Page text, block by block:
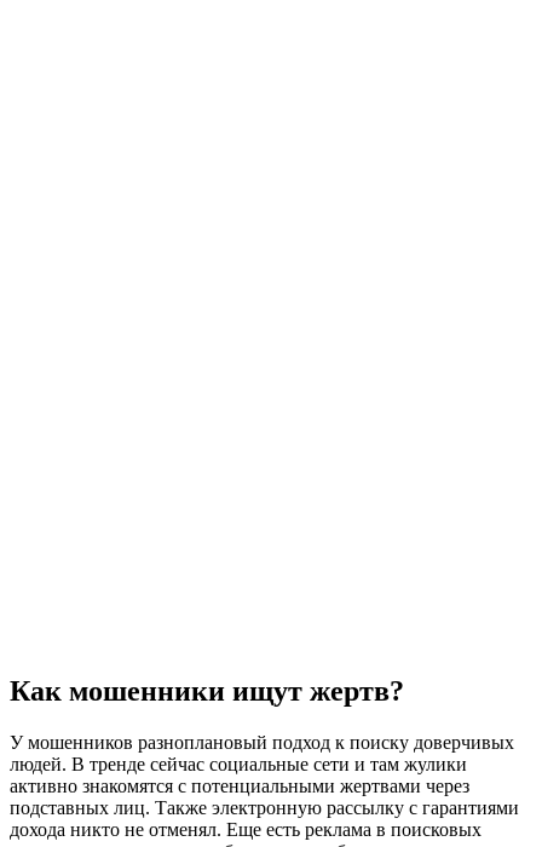
Как мошенники ищут жертв?
У мошенников разноплановый подход к поиску доверчивых
людей. В тренде сейчас социальные сети и там жулики
активно знакомятся с потенциальными жертвами через
подставных лиц. Также электронную рассылку с гарантиями
дохода никто не отменял. Еще есть реклама в поисковых